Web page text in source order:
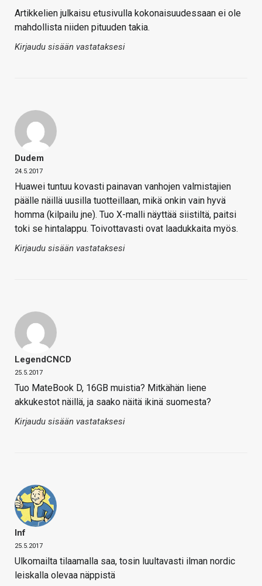
Artikkelien julkaisu etusivulla kokonaisuudessaan ei ole
mahdollista niiden pituuden takia.
Kirjaudu sisään vastataksesi
Dudem
24.5.2017
Huawei tuntuu kovasti painavan vanhojen valmistajien
päälle näillä uusilla tuotteillaan, mikä onkin vain hyvä
homma (kilpailu jne). Tuo X-malli näyttää siistiltä, paitsi
toki se hintalappu. Toivottavasti ovat laadukkaita myös.
Kirjaudu sisään vastataksesi
LegendCNCD
25.5.2017
Tuo MateBook D, 16GB muistia? Mitkähän liene
akkukestot näillä, ja saako näitä ikinä suomesta?
Kirjaudu sisään vastataksesi
Inf
25.5.2017
Ulkomailta tilaamalla saa, tosin luultavasti ilman nordic
leiskalla olevaa näppistä